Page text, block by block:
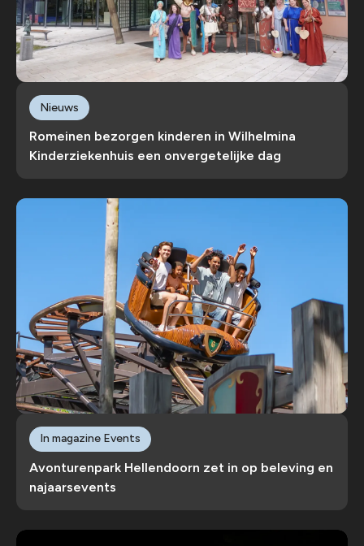
Romeinen bezorgen kinderen in Wilhelmina
Kinderziekenhuis een onvergetelijke dag
Nieuws
Avonturenpark Hellendoorn zet in op beleving en
najaarsevents
In magazine Events